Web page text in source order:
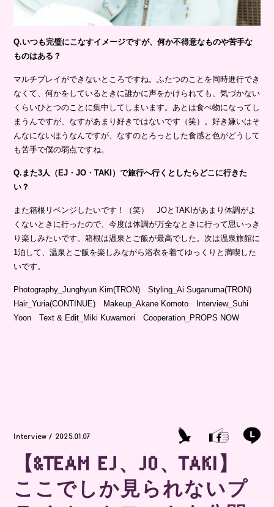
Q.いつも完璧にこなすイメージですが、何か不得意なものや苦手な
ものはある？
マルチプレイができないところですね。ふたつのことを同時進行でき
なくて、何かをしているときに誰かに声をかけられても、気づかない
くらいひとつのことに集中してしまいます。あとは食べ物になってし
まうんですが、なすがあまり好きではないです（笑）。好き嫌いはそ
んなにないほうなんですが、なすのとろっとした食感と色がどうして
も苦手で僕の弱点ですね。
Q.また3人（EJ・JO・TAKI）で旅行へ行くとしたらどこに行きた
い？
また箱根リベンジしたいです！（笑） JOとTAKIがあまり体調がよ
くないときに行ったので、今度は体調が万全なときに行って思いっき
り楽しみたいです。箱根は温泉とご飯が最高でした。次は温泉旅館に
1泊して、温泉とご飯を楽しみながら浴衣を着てゆっくりと満喫した
いです。
Photography_Junghyun Kim(TRON) Styling_Ai Suganuma(TRON)
Hair_Yuria(CONTINUE) Makeup_Akane Komoto Interview_Suhi
Yoon Text & Edit_Miki Kuwamori Cooperation_PROPS NOW
Interview / 2025.01.07
【&TEAM EJ、JO、TAKI】
ここでしか見られないプ